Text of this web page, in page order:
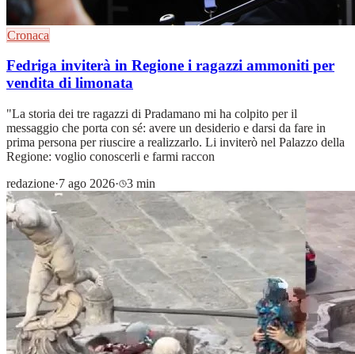
Cronaca
Fedriga inviterà in Regione i ragazzi ammoniti per
vendita di limonata
"La storia dei tre ragazzi di Pradamano mi ha colpito per il
messaggio che porta con sé: avere un desiderio e darsi da fare in
prima persona per riuscire a realizzarlo. Li inviterò nel Palazzo della
Regione: voglio conoscerli e farmi raccon
redazione·7 ago 2026· 3 min